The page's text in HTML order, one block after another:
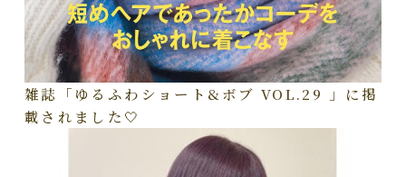
雑誌「ゆるふわショート&ボブ VOL.29 」に掲
載されました🤍